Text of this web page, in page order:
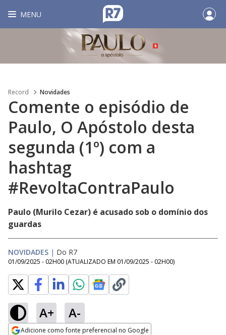
MENU
Record Novidades
Comente o episódio de
Paulo, O Apóstolo desta
segunda (1º) com a
hashtag
#RevoltaContraPaulo
Paulo (Murilo Cezar) é acusado sob o domínio dos
guardas
NOVIDADES | Do R7
01/09/2025 - 02H00 (ATUALIZADO EM 01/09/2025 - 02H00)
A+ A-
Adicione como fonte preferencial no Google